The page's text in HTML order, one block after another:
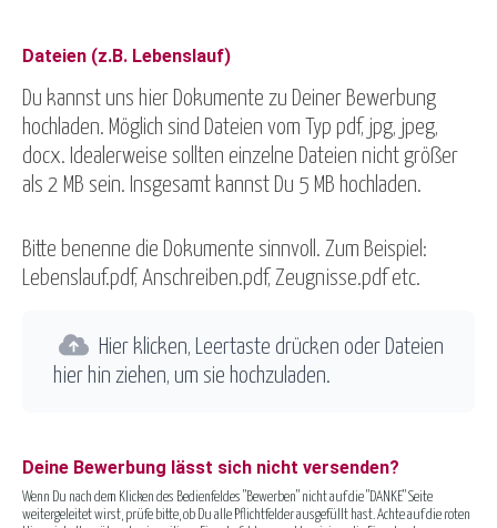
Dateien (z.B. Lebenslauf)
Du kannst uns hier Dokumente zu Deiner Bewerbung
hochladen. Möglich sind Dateien vom Typ pdf, jpg, jpeg,
docx. Idealerweise sollten einzelne Dateien nicht größer
als 2 MB sein. Insgesamt kannst Du 5 MB hochladen.
Bitte benenne die Dokumente sinnvoll. Zum Beispiel:
Lebenslauf.pdf, Anschreiben.pdf, Zeugnisse.pdf etc.
Hier klicken, Leertaste drücken oder Dateien
hier hin ziehen, um sie hochzuladen.
Deine Bewerbung lässt sich nicht versenden?
Wenn Du nach dem Klicken des Bedienfeldes "Bewerben" nicht auf die "DANKE" Seite
weitergeleitet wirst, prüfe bitte, ob Du alle Pflichtfelder ausgefüllt hast. Achte auf die roten